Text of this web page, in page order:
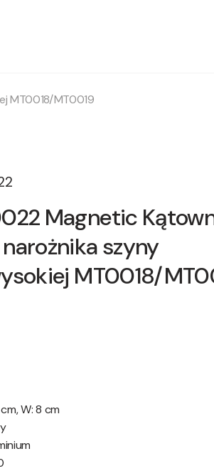
MT0018/MT0019
Magnetic
szyny
MT0018/
W: 8 cm